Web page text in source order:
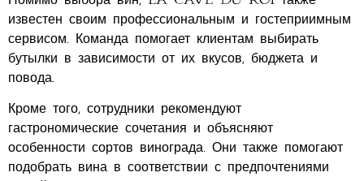
известен своим профессиональным и гостеприимным
сервисом. Команда помогает клиентам выбирать
бутылки в зависимости от их вкусов, бюджета и
повода.
Кроме того, сотрудники рекомендуют
гастрономические сочетания и объясняют
особенности сортов винограда. Они также помогают
подобрать вина в соответствии с предпочтениями